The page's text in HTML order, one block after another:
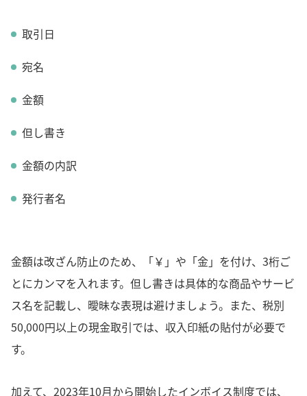
取引日
宛名
金額
但し書き
金額の内訳
発行者名
金額は改ざん防止のため、「￥」や「金」を付け、3桁ご
とにカンマを入れます。但し書きは具体的な商品やサービ
ス名を記載し、曖昧な表現は避けましょう。また、税別
50,000円以上の現金取引では、収入印紙の貼付が必要で
す。
加えて、2023年10月から開始したインボイス制度では、